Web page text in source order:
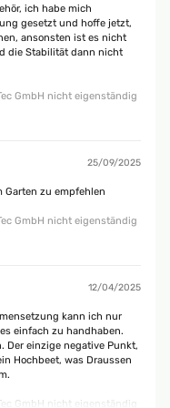
ich habe mich
gesetzt und hoffe jetzt,
ansonsten ist es nicht
die Stabilität dann nicht
GmbH nicht eigenständig
25/09/2025
zu empfehlen
GmbH nicht eigenständig
12/04/2025
kann ich nur
einfach zu handhaben.
Der einzige negative Punkt,
Hochbeet, was Draussen
GmbH nicht eigenständig